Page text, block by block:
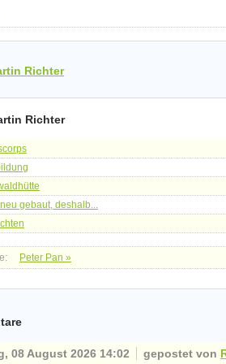
Richter
Richter
gebaut, deshalb...
Peter Pan »
08 August 2026 14:02 gepostet von